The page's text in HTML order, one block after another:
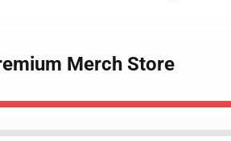
Merch Store